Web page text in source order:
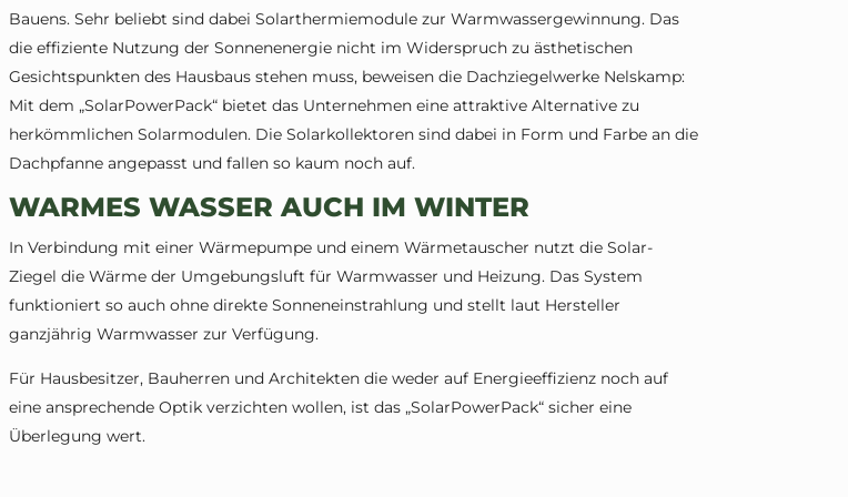
Bauens. Sehr beliebt sind dabei Solarthermiemodule zur Warmwassergewinnung. Das
die effiziente Nutzung der Sonnenenergie nicht im Widerspruch zu ästhetischen
Gesichtspunkten des Hausbaus stehen muss, beweisen die Dachziegelwerke Nelskamp:
Mit dem „SolarPowerPack“ bietet das Unternehmen eine attraktive Alternative zu
herkömmlichen Solarmodulen. Die Solarkollektoren sind dabei in Form und Farbe an die
Dachpfanne angepasst und fallen so kaum noch auf.
WARMES WASSER AUCH IM WINTER
In Verbindung mit einer Wärmepumpe und einem Wärmetauscher nutzt die Solar-
Ziegel die Wärme der Umgebungsluft für Warmwasser und Heizung. Das System
funktioniert so auch ohne direkte Sonneneinstrahlung und stellt laut Hersteller
ganzjährig Warmwasser zur Verfügung.
Für Hausbesitzer, Bauherren und Architekten die weder auf Energieeffizienz noch auf
eine ansprechende Optik verzichten wollen, ist das „SolarPowerPack“ sicher eine
Überlegung wert.